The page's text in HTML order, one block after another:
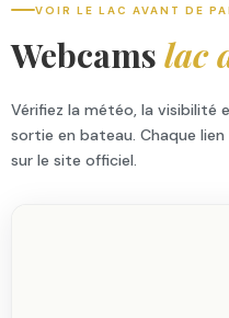
VOIR LE LAC AVANT DE
Webcamslac
Vérifiez la météo, la visibilité
sortie en bateau. Chaque
sur le site officiel.